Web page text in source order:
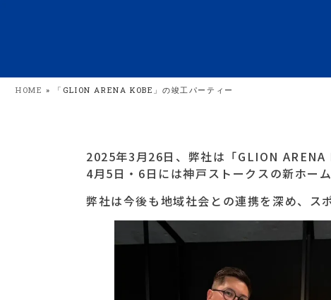
HOME » 「GLION ARENA KOBE」の竣工パーティー
2025年3月26日、弊社は「GLION ARENA
4月5日・6日には神戸ストークスの新ホー
弊社は今後も地域社会との連携を深め、ス